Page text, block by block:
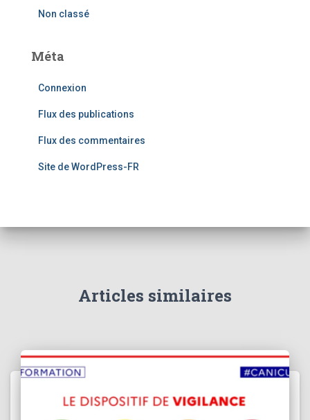
Non classé
Méta
Connexion
Flux des publications
Flux des commentaires
Site de WordPress-FR
Articles similaires